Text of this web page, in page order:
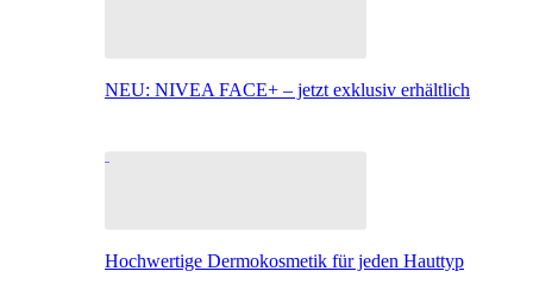
NEU: NIVEA FACE+ – jetzt exklusiv erhältlich
Hochwertige Dermokosmetik für jeden Hauttyp